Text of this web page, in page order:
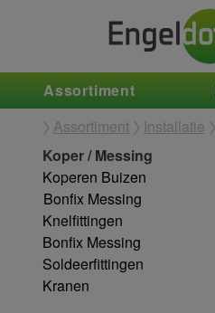
Assortiment
Assortiment
Installatie
Koper / Messing
Koperen Buizen
Bonfix Messing
Knelfittingen
Bonfix Messing
Soldeerfittingen
Kranen